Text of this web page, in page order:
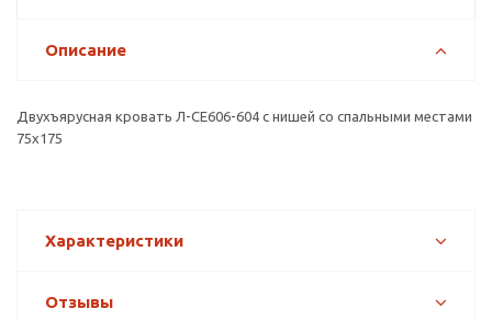
Описание
Двухъярусная кровать Л-CE606-604 с нишей со спальными местами
75х175
Характеристики
Отзывы